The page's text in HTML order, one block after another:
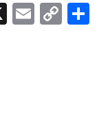
X Email
Copy